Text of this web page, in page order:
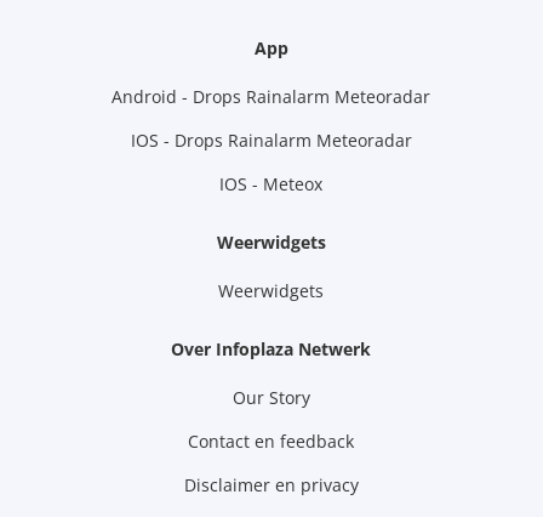
App
Android - Drops Rainalarm Meteoradar
IOS - Drops Rainalarm Meteoradar
IOS - Meteox
Weerwidgets
Weerwidgets
Over Infoplaza Netwerk
Our Story
Contact en feedback
Disclaimer en privacy